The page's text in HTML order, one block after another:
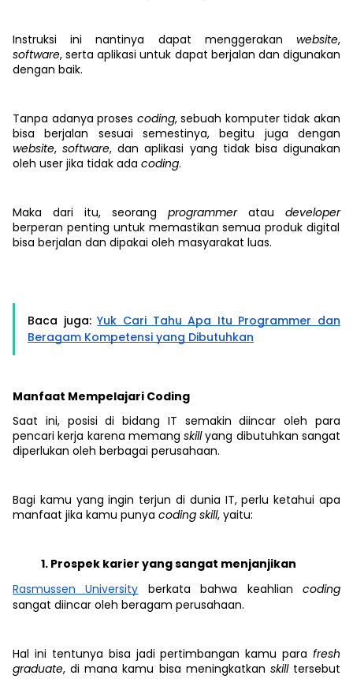
Instruksi ini nantinya dapat menggerakan website,
software, serta aplikasi untuk dapat berjalan dan digunakan
dengan baik.
Tanpa adanya proses coding, sebuah komputer tidak akan
bisa berjalan sesuai semestinya, begitu juga dengan
website,software, dan aplikasi yang tidak bisa digunakan
oleh user jika tidak ada coding.
Maka dari itu, seorang programmeratau developer
berperan penting untuk memastikan semua produk digital
bisa berjalan dan dipakai oleh masyarakat luas.
Baca juga:Yuk Cari Tahu Apa Itu Programmer dan
Beragam Kompetensi yang Dibutuhkan
Manfaat Mempelajari Coding
Saat ini, posisi di bidang IT semakin diincar oleh para
pencari kerja karena memangskillyang dibutuhkan sangat
diperlukan oleh berbagai perusahaan.
Bagi kamu yang ingin terjun di dunia IT, perlu ketahui apa
manfaat jika kamu punya coding skill, yaitu:
Prospek karier yang sangat menjanjikan
Rasmussen University berkata bahwa keahliancoding
sangat diincar oleh beragam perusahaan.
Hal ini tentunya bisa jadi pertimbangan kamu para fresh
graduate, di mana kamu bisa meningkatkan skilltersebut